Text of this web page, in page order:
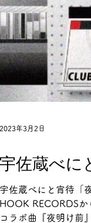
宇佐蔵べに
宇佐蔵べにと宵待「
HOOK RECORDSか
コラボ曲『夜明け前』
2023年3月2日